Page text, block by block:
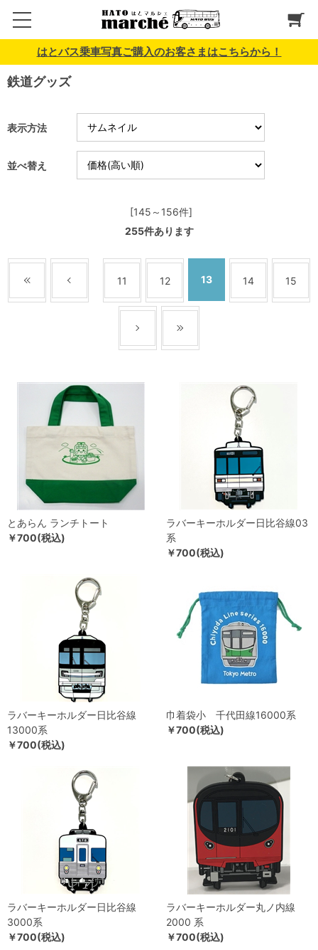
はとバス乗車写真ご購入のお客さまはこちらから！
鉄道グッズ
表示方法
並べ替え
[145～156件]
255件あります
11 12 13 14 15
とあらん ランチトート
￥700(税込)
ラバーキーホルダー日比谷線03
系
￥700(税込)
ラバーキーホルダー日比谷線
13000系
￥700(税込)
巾着袋小 千代田線16000系
￥700(税込)
ラバーキーホルダー日比谷線
3000系
￥700(税込)
ラバーキーホルダー丸ノ内線
2000 系
￥700(税込)